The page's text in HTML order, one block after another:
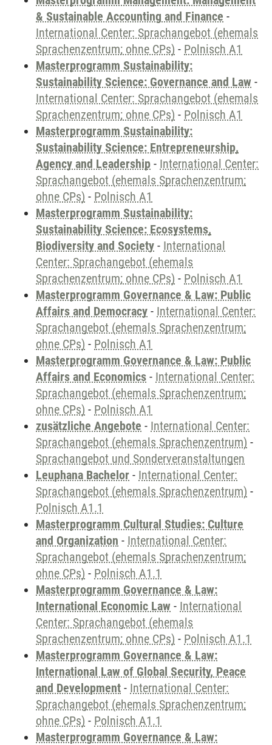
& Sustainable Accounting and Finance -
International Center: Sprachangebot (ehemals
Sprachenzentrum; ohne CPs) - Polnisch A1
Masterprogramm Sustainability:
Sustainability Science: Governance and Law -
International Center: Sprachangebot (ehemals
Sprachenzentrum; ohne CPs) - Polnisch A1
Masterprogramm Sustainability:
Sustainability Science: Entrepreneurship,
Agency and Leadership - International Center:
Sprachangebot (ehemals Sprachenzentrum;
ohne CPs) - Polnisch A1
Masterprogramm Sustainability:
Sustainability Science: Ecosystems,
Biodiversity and Society - International
Center: Sprachangebot (ehemals
Sprachenzentrum; ohne CPs) - Polnisch A1
Masterprogramm Governance & Law: Public
Affairs and Democracy - International Center:
Sprachangebot (ehemals Sprachenzentrum;
ohne CPs) - Polnisch A1
Masterprogramm Governance & Law: Public
Affairs and Economics - International Center:
Sprachangebot (ehemals Sprachenzentrum;
ohne CPs) - Polnisch A1
zusätzliche Angebote - International Center:
Sprachangebot (ehemals Sprachenzentrum) -
Sprachangebot und Sonderveranstaltungen
Leuphana Bachelor - International Center:
Sprachangebot (ehemals Sprachenzentrum) -
Polnisch A1.1
Masterprogramm Cultural Studies: Culture
and Organization - International Center:
Sprachangebot (ehemals Sprachenzentrum;
ohne CPs) - Polnisch A1.1
Masterprogramm Governance & Law:
International Economic Law - International
Center: Sprachangebot (ehemals
Sprachenzentrum; ohne CPs) - Polnisch A1.1
Masterprogramm Governance & Law:
International Law of Global Security, Peace
and Development - International Center:
Sprachangebot (ehemals Sprachenzentrum;
ohne CPs) - Polnisch A1.1
Masterprogramm Governance & Law: